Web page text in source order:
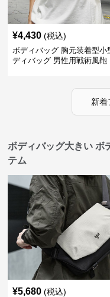
¥4,430 (税込)
ボディバッグ 胸元装着型小
ディバッグ 男性用戦術風鞄
新着
ボディバッグ大きい ボ
テム
¥5,680 (税込)